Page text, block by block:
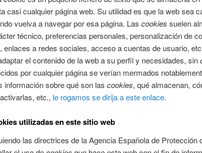
casi cualquier página web. Su utilidad es que la web sea
vuelva a navegar por esa página. Las cookies suelen
técnico, preferencias personales, personalización de
enlaces a redes sociales, acceso a cuentas de usuario,
el contenido de la web a su perfil y necesidades, sin
por cualquier página se verían mermados
información sobre qué son las cookies, qué almacenan,
etc., le rogamos se dirija a este enlace.
utilizadas en este sitio web
las directrices de la Agencia Española de Protección